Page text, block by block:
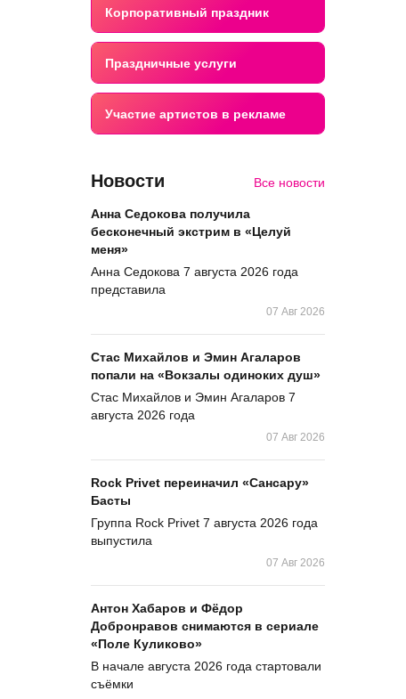
Корпоративный праздник
Праздничные услуги
Участие артистов в рекламе
Новости Все новости
Анна Седокова получила
бесконечный экстрим в «Целуй
меня»
Анна Седокова 7 августа 2026 года
представила
07 Авг 2026
Стас Михайлов и Эмин Агаларов
попали на «Вокзалы одиноких душ»
Стас Михайлов и Эмин Агаларов 7
августа 2026 года
07 Авг 2026
Rock Privet переиначил «Сансару»
Басты
Группа Rock Privet 7 августа 2026 года
выпустила
07 Авг 2026
Антон Хабаров и Фёдор
Добронравов снимаются в сериале
«Поле Куликово»
В начале августа 2026 года стартовали
съёмки